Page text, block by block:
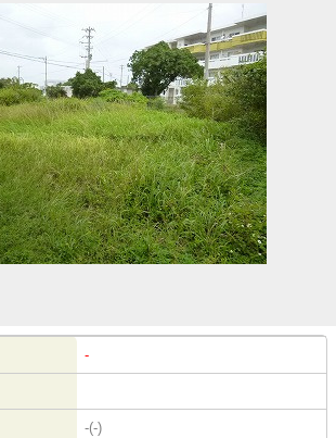
-
-(-)